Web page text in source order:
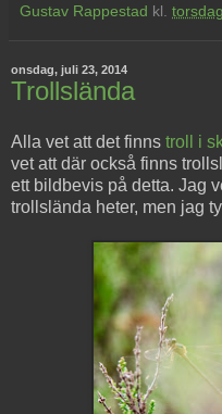
Gustav Rappestad kl.
onsdag, juli 23, 2014
Trollslända
Alla vet att det finns troll i
vet att där också finns
ett bildbevis på detta. Jag
trollslända heter, men jag